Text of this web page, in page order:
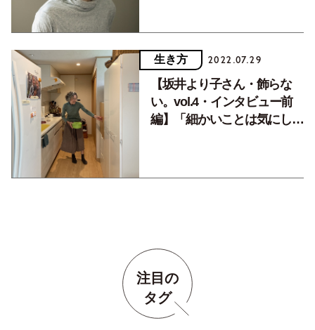
生き方 2022.07.29
【坂井より子さん・飾らな
い。vol.4・インタビュー前
編】「細かいことは気にしな
注目の
タグ